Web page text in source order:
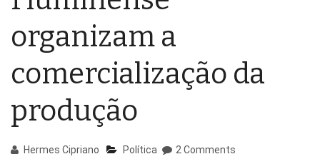
organizam a
comercialização da
produção
Hermes Cipriano Política 2 Comments